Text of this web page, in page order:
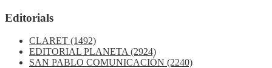
Editorials
CLARET (1492)
EDITORIAL PLANETA(2924)
SAN PABLO COMUNICACIÓN (2240)